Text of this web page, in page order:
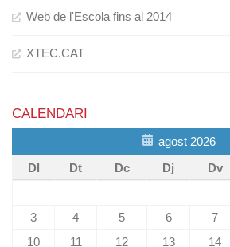
Web de l'Escola fins al 2014
XTEC.CAT
CALENDARI
agost 2026
Dl
Dt Dc Dj Dv
3
4 5 6 7
10
11 12 13 14